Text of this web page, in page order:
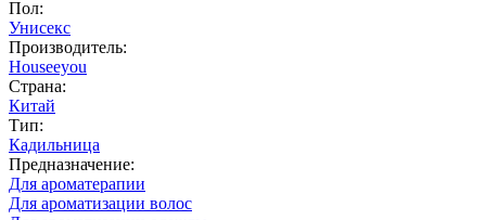
Пол:
Унисекс
Производитель:
Houseeyou
Страна:
Китай
Тип:
Кадильница
Предназначение:
Для ароматерапии
Для ароматизации волос